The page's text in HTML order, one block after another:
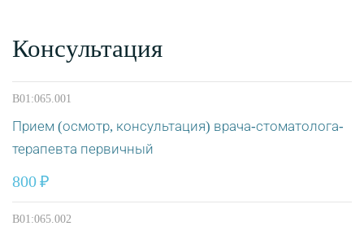
Консультация
B01:065.001
Прием (осмотр, консультация) врача-стоматолога-
терапевта первичный
800
B01:065.002